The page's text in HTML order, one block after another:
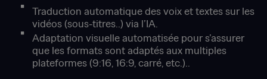
Traduction automatique des voix et textes sur les
vidéos (sous-titres..) via l’IA.
Adaptation visuelle automatisée pour s’assurer
que les formats sont adaptés aux multiples
plateformes (9:16, 16:9, carré, etc.)..